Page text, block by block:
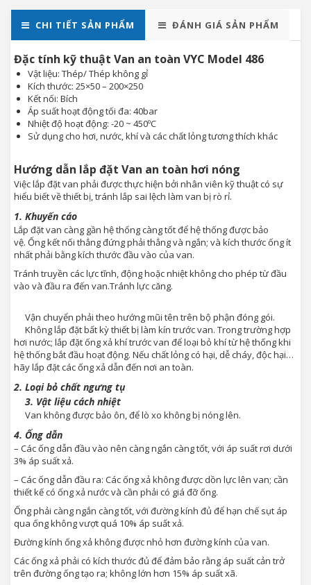
CHI TIẾT SẢN PHẨM ĐÁNH GIÁ SẢN PHẨM
Đặc tính kỹ thuật Van an toàn VYC Model 486
Vật liệu: Thép/ Thép không gỉ
Kích thước: 25×50 – 200×250
Kết nối: Bích
Áp suất hoạt động tối đa: 40bar
Nhiệt độ hoạt động: -20 ~ 450ºC
Sử dụng cho hơi, nước, khí và các chất lỏng tương thích khác
Hướng dẫn lắp đặt Van an toàn hơi nóng
Việc lắp đặt van phải được thực hiện bởi nhân viên kỹ thuật có sự
hiểu biết về thiết bị, tránh lắp sai lệch làm van bị rò rỉ.
1. Khuyến cáo
Lắp đặt van càng gần hệ thống càng tốt để hệ thống được bảo
vệ. Ống kết nối thẳng đứng phải thẳng và ngắn; và kích thước ống ít
nhất phải bằng kích thước đầu vào của van.
Tránh truyền các lực tĩnh, động hoặc nhiệt không cho phép từ đầu
vào và đầu ra đến van.Tránh lực căng.
Vận chuyển phải theo hướng mũi tên trên bộ phận đóng gói.
Không lắp đặt bất kỳ thiết bị làm kín trước van. Trong trường hợp
hơi nước; lắp đặt ống xả khí trước van để loại bỏ khí từ hệ thống khi
hệ thống bắt đầu hoạt động. Nếu chất lỏng có hại, dễ cháy, độc hại…
hãy lắp đặt các ống xả dẫn đến nơi an toàn.
2. Loại bỏ chất ngưng tụ
3. Vật liệu cách nhiệt
Van không được bảo ôn, để lò xo không bị nóng lên.
4. Ống dẫn
– Các ống dẫn đầu vào nên càng ngắn càng tốt, với áp suất rơi dưới
3% áp suất xả.
– Các ống dẫn đầu ra: Các ống xả không được dồn lực lên van; cần
thiết kế có ống xả nước và cần phải có giá đỡ ống.
Ống phải càng ngắn càng tốt, với đường kính đủ để hạn chế sụt áp
qua ống không vượt quá 10% áp suất xả.
Đường kính ống xả không được nhỏ hơn đường kính của van.
Các ống xả phải có kích thước đủ để đảm bảo rằng áp suất cản trở
trên đường ống tạo ra; không lớn hơn 15% áp suất xã.